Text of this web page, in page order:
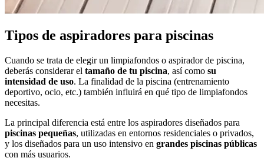
Tipos de aspiradores para piscinas
Cuando se trata de elegir un limpiafondos o aspirador de piscina,
deberás considerar el tamaño de tu piscina, así como su
intensidad de uso. La finalidad de la piscina (entrenamiento
deportivo, ocio, etc.) también influirá en qué tipo de limpiafondos
necesitas.
La principal diferencia está entre los aspiradores diseñados para
piscinas pequeñas, utilizadas en entornos residenciales o privados,
y los diseñados para un uso intensivo en grandes piscinas públicas
con más usuarios.